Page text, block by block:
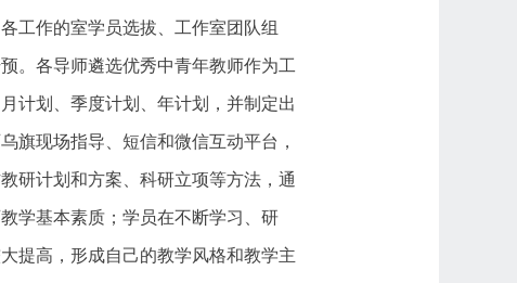
工作的室学员选拔、工作室团队组
。各导师遴选优秀中青年教师作为工
计划、季度计划、年计划，并制定出
旗现场指导、短信和微信互动平台，
研计划和方案、科研立项等方法，通
学基本素质；学员在不断学习、研
提高，形成自己的教学风格和教学主